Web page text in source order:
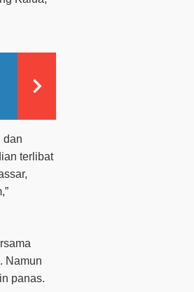
dan
terlibat
,”
Namun
panas.